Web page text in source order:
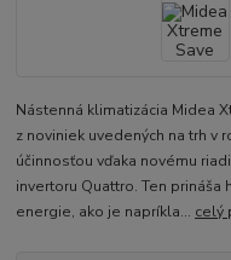
Nástenná klimatizácia Midea
z noviniek uvedených na trh v
účinnosťou vďaka novému
invertoru Quattro. Ten prináša
energie, ako je napríkla... celý